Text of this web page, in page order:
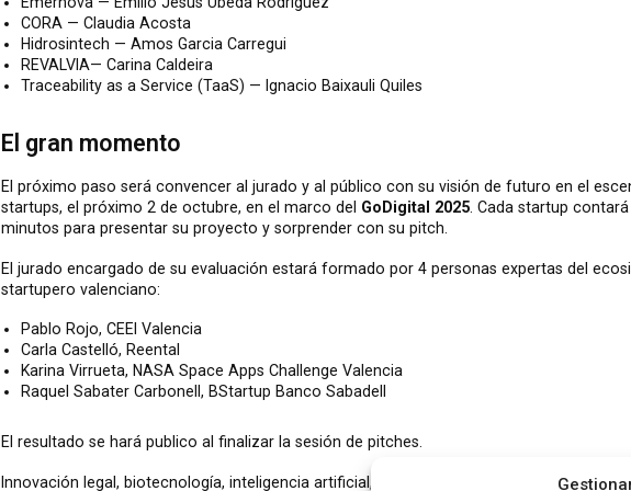
CORA — Claudia Acosta
Hidrosintech — Amos Garcia Carregui
REVALVIA— Carina Caldeira
Traceability as a Service (TaaS) — Ignacio Baixauli Quiles
El gran momento
El próximo paso será convencer al jurado y al público con su visión de futuro en el
startups, el próximo 2 de octubre, en el marco del GoDigital 2025 . Cada startup
minutos para presentar su proyecto y sorprender con su pitch.
El jurado encargado de su evaluación estará formado por 4 personas expertas del
startupero valenciano:
Pablo Rojo, CEEI Valencia
Carla Castelló, Reental
Karina Virrueta, NASA Space Apps Challenge Valencia
Raquel Sabater Carbonell, BStartup Banco Sabadell
El resultado se hará publico al finalizar la sesión de pitches.
Innovación legal, biotecnología, inteligencia artificial, robótica, sostenibilidad y